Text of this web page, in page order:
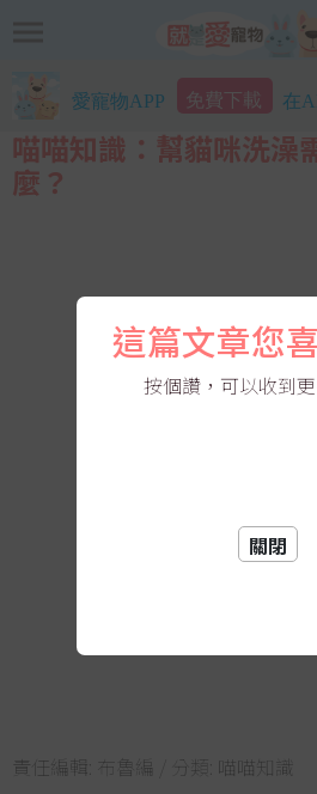
愛寵物APP 免費下載 在
喵喵知識：幫貓咪洗澡
麼？
責任編輯: 布魯編 / 分類: 喵喵知識
這篇文章您
按個讚，可以收到
關閉